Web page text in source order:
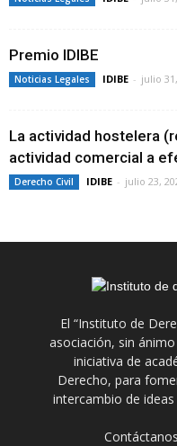
Premio IDIBE
Noticias Legales IDIBE - julio
La actividad hostelera
actividad comercial a
Derecho Civil IDIBE - julio 23,
El “Instituto de
asociación, sin
iniciativa de
Derecho, para
intercambio de